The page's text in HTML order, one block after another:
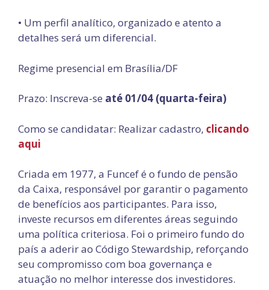
• Um perfil analítico, organizado e atento a
detalhes será um diferencial.
Regime presencial em Brasília/DF
Prazo: Inscreva-se até 01/04 (quarta-feira)
Como se candidatar: Realizar cadastro, clicando
aqui
Criada em 1977, a Funcef é o fundo de pensão
da Caixa, responsável por garantir o pagamento
de benefícios aos participantes. Para isso,
investe recursos em diferentes áreas seguindo
uma política criteriosa. Foi o primeiro fundo do
país a aderir ao Código Stewardship, reforçando
seu compromisso com boa governança e
atuação no melhor interesse dos investidores.